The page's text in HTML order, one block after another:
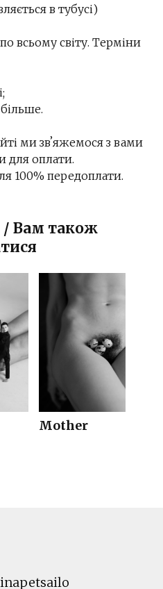
в тубусі)
всьому світу. Терміни
ми звʼяжемося з вами
для оплати.
100% передоплати.
/ Вам також
Mother